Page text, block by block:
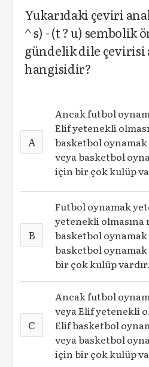
Yukarıdaki çeviri
^ s) - (t ? u) sembolik
gündelik dile çevirisi
hangisidir?
A
Ancak futbol
Elif yetenekli
basketbol
veya basketbol
için bir çok kulüp
B
Futbol oynamak
yetenekli olmasına
basketbol
basketbol
bir çok kulüp vardır.
C
Ancak futbol
veya Elif yetenekli
Elif basketbol
veya basketbol
için bir çok kulüp